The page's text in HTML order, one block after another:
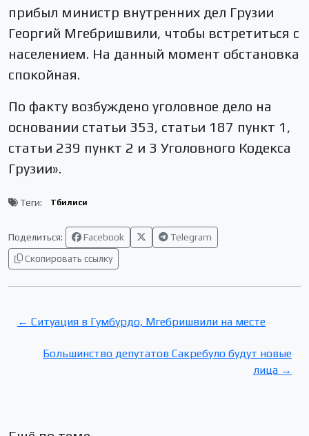
прибыл министр внутренних дел Грузии
Георгий Мгебришвили, чтобы встретиться с
населением. На данный момент обстановка
спокойная.
По факту возбуждено уголовное дело на
основании статьи 353, статьи 187 пункт 1,
статьи 239 пункт 2 и 3 Уголовного Кодекса
Грузии».
Теги: Тбилиси
Поделиться: Facebook
Telegram
Скопировать ссылку
← Ситуация в Гумбурдо, Мгебришвили на месте
Большинство депутатов Сакребуло будут новые
лица →